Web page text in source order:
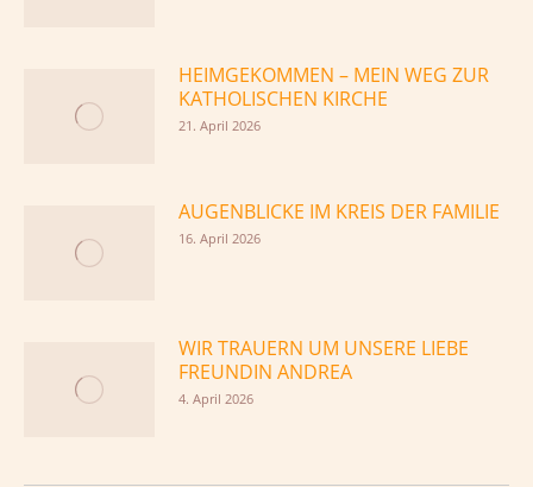
HEIMGEKOMMEN – MEIN WEG ZUR
KATHOLISCHEN KIRCHE
21. April 2026
AUGENBLICKE IM KREIS DER FAMILIE
16. April 2026
WIR TRAUERN UM UNSERE LIEBE
FREUNDIN ANDREA
4. April 2026